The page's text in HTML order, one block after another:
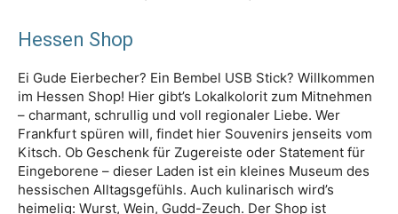
Hessen Shop
Ei Gude Eierbecher? Ein Bembel USB Stick? Willkommen
im Hessen Shop! Hier gibt’s Lokalkolorit zum Mitnehmen
– charmant, schrullig und voll regionaler Liebe. Wer
Frankfurt spüren will, findet hier Souvenirs jenseits vom
Kitsch. Ob Geschenk für Zugereiste oder Statement für
Eingeborene – dieser Laden ist ein kleines Museum des
hessischen Alltagsgefühls. Auch kulinarisch wird’s
heimelig: Wurst, Wein, Gudd-Zeuch. Der Shop ist